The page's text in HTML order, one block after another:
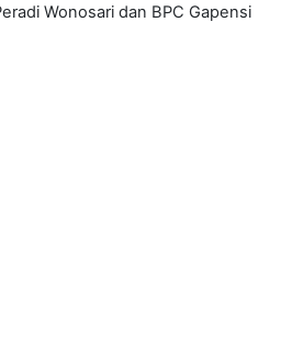
Wonosari dan BPC Gapensi